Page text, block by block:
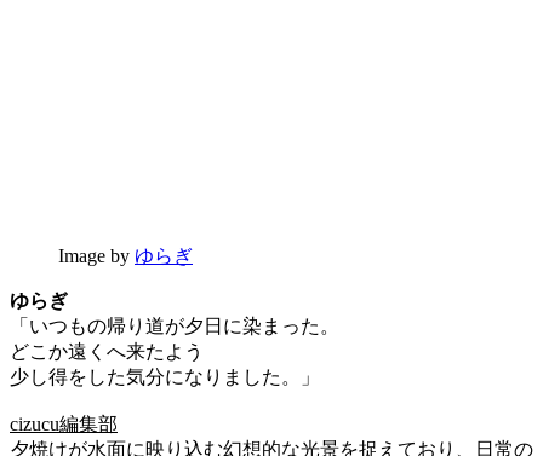
Image by ゆらぎ
ゆらぎ
「いつもの帰り道が夕日に染まった。
どこか遠くへ来たよう
少し得をした気分になりました。」
cizucu編集部
夕焼けが水面に映り込む幻想的な光景を捉えており、日常の